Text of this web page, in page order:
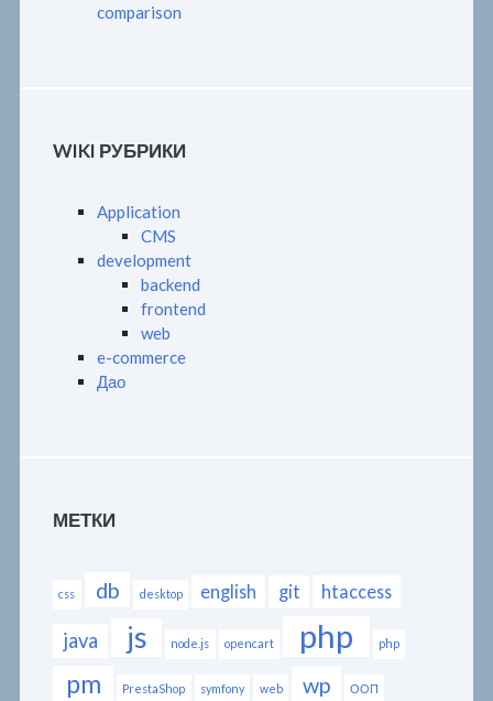
comparison
WIKI РУБРИКИ
Application
CMS
development
backend
frontend
web
e-commerce
Дао
МЕТКИ
css db desktop english git htaccess
java js node.js opencart php php
pm PrestaShop symfony web wp ООП